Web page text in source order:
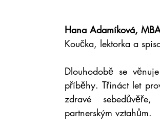
Hana Adamíková,
Koučka, lektorka a
Dlouhodobě se
příběhy. Třináct let
zdravé
partnerským vztahům.